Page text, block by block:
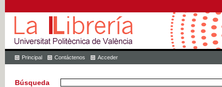
Principal Contáctenos Acceder
Búsqueda